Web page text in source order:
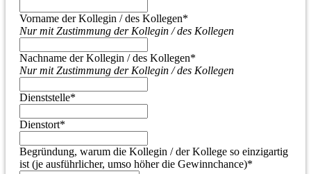
Vorname der Kollegin / des Kollegen*
Nur mit Zustimmung der Kollegin / des Kollegen
Nachname der Kollegin / des Kollegen*
Nur mit Zustimmung der Kollegin / des Kollegen
Dienststelle*
Dienstort*
Begründung, warum die Kollegin / der Kollege so einzigartig
ist (je ausführlicher, umso höher die Gewinnchance)*